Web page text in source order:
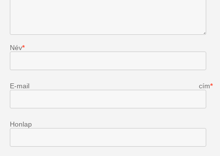
Név*
E-mail cím*
Honlap